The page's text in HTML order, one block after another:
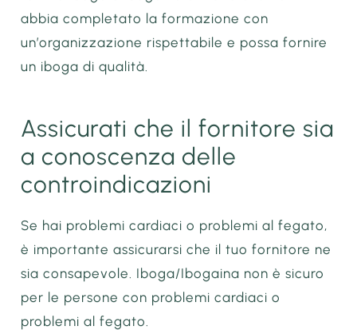
abbia completato la formazione con
un’organizzazione rispettabile e possa fornire
un iboga di qualità.
Assicurati che il fornitore sia
a conoscenza delle
controindicazioni
Se hai problemi cardiaci o problemi al fegato,
è importante assicurarsi che il tuo fornitore ne
sia consapevole. Iboga/Ibogaina non è sicuro
per le persone con problemi cardiaci o
problemi al fegato.